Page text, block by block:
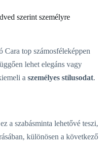
szerint személyre
Cara top számosféleképpen
lehet elegáns vagy
a személyes stílusodat.
a szabásminta lehetővé teszi,
különösen a következő